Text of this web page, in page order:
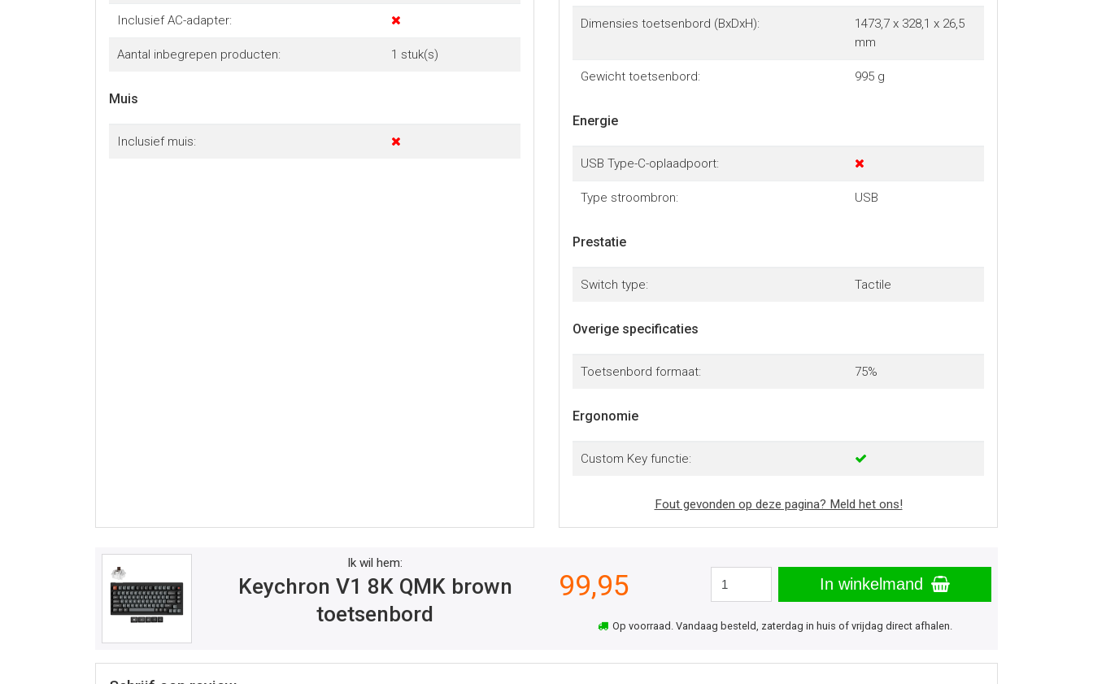
Inclusief AC-adapter:
Aantal inbegrepen producten: 1 stuk(s)
Muis
Inclusief muis:
Dimensies toetsenbord (BxDxH):
1473,7 x 328,1 x 26,5
mm
Gewicht toetsenbord: 995 g
Energie
USB Type-C-oplaadpoort:
Type stroombron: USB
Prestatie
Switch type: Tactile
Overige specificaties
Toetsenbord formaat: 75%
Ergonomie
Custom Key functie:
Fout gevonden op deze pagina? Meld het ons!
Ik wil hem:
Keychron V1 8K QMK brown
toetsenbord
99,95 In winkelmand
Op voorraad. Vandaag besteld, zaterdag in huis of vrijdag direct afhalen.